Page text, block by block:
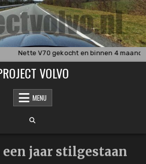
Nette V70 gekocht en binnen 4
VOLVO
MENU
jaar stilgestaan